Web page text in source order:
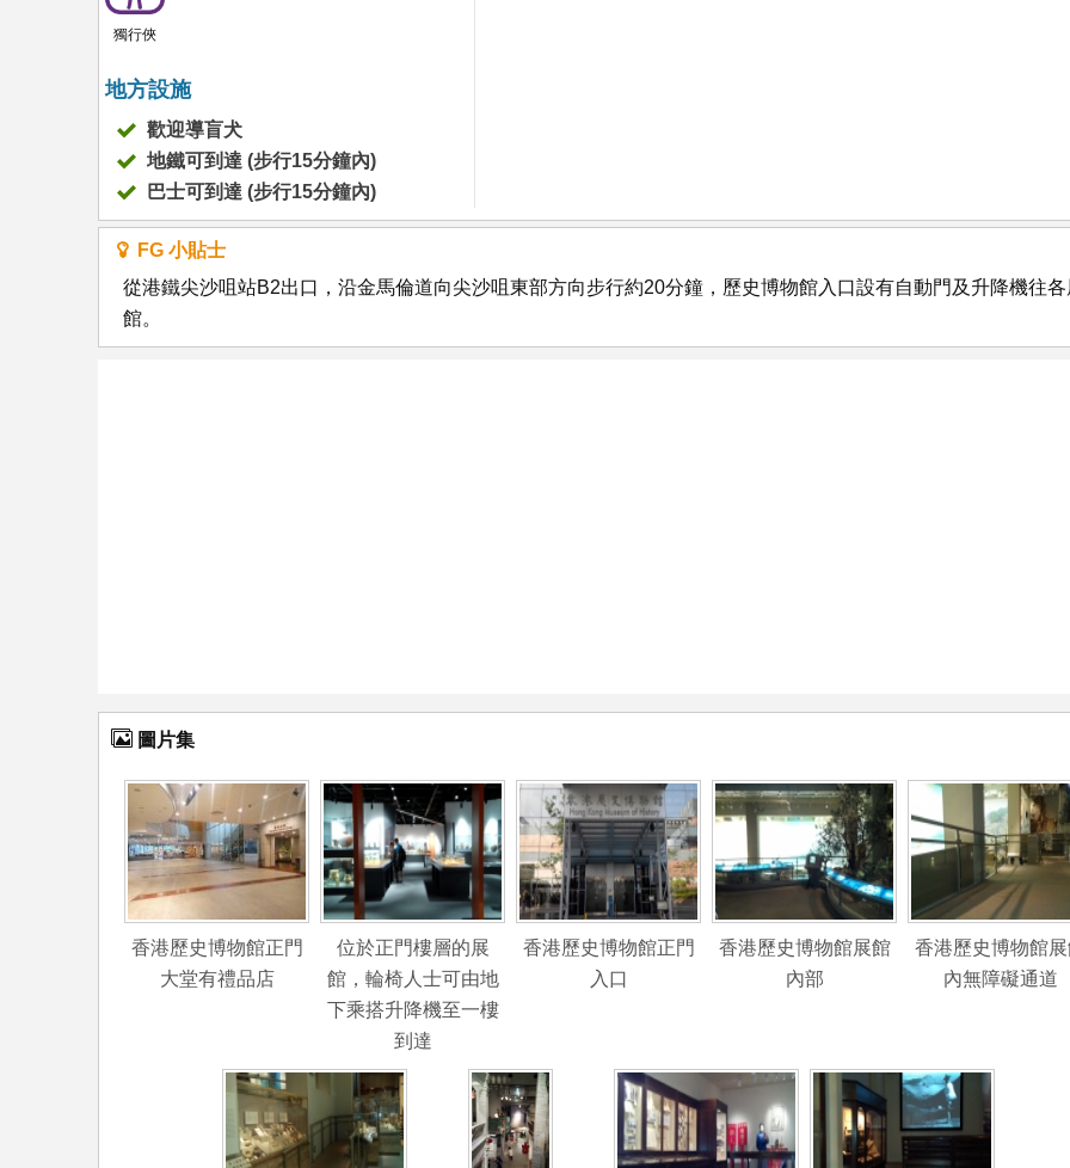
獨行俠
地方設施
歡迎導盲犬
地鐵可到達 (步行15分鐘內)
巴士可到達 (步行15分鐘內)
FG 小貼士
從港鐵尖沙咀站B2出口，沿金馬倫道向尖沙咀東部方向步行約20分鐘，歷史博物館入口設有自動門及升降機往
館。
圖片集
香港歷史博物館正門
大堂有禮品店
位於正門樓層的展
館，輪椅人士可由地
下乘搭升降機至一樓
到達
香港歷史博物館正門
入口
香港歷史博物館展館
內部
香港歷史博物館
內無障礙通道